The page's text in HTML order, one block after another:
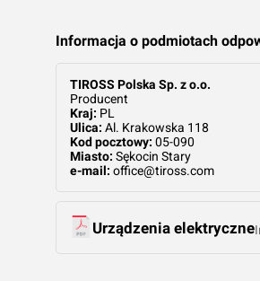
Informacja o podmiotach
TIROSS Polska Sp. z o.o.
Producent
Kraj: PL
Ulica: Al. Krakowska 118
Kod pocztowy: 05-090
Miasto: Sękocin Stary
e-mail: office@tiross.com
Urządzenia elektryczne